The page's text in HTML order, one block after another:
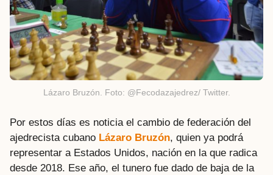
Lázaro Bruzón. Foto: @Fecodazajedrez/ Twitter.
Por estos días es noticia el cambio de federación del
ajedrecista cubano Lázaro Bruzón, quien ya podrá
representar a Estados Unidos, nación en la que radica
desde 2018. Ese año, el tunero fue dado de baja de la